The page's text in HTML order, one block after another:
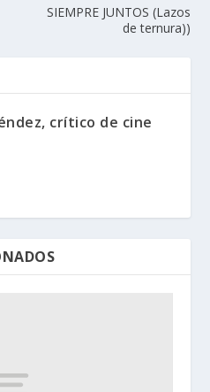
SIEMPRE JUNTOS (Lazos
de ternura))
crítico de cine